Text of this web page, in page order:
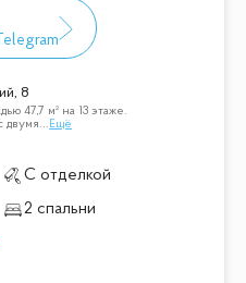
8
47,7 м² на 13 этаже.
двумя... Ещё
С отделкой
2 спальни